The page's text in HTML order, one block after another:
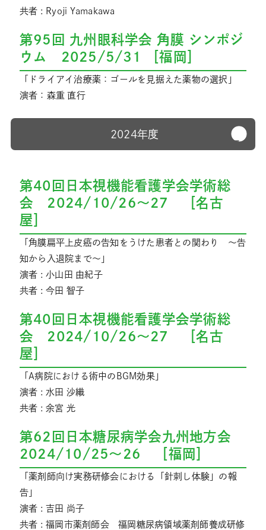
共者 : Ryoji Yamakawa
第95回 九州眼科学会 角膜 シンポジ
ウム 2025/5/31 ［福岡］
「ドライアイ治療薬：ゴールを見据えた薬物の選択」
演者：森重 直行
2024年度
第40回日本視機能看護学会学術総
会 2024/10/26～27 ［名古
屋］
「角膜扁平上皮癌の告知をうけた患者との関わり ～告
知から入退院まで～」
演者 : 小山田 由紀子
共者 : 今田 智子
第40回日本視機能看護学会学術総
会 2024/10/26～27 ［名古
屋］
「A病院における術中のBGM効果」
演者 : 水田 沙織
共者 : 余宮 光
第62回日本糖尿病学会九州地方会
2024/10/25～26 ［福岡］
「薬剤師向け実務研修会における「針刺し体験」の報
告」
演者 : 吉田 尚子
共者 : 福岡市薬剤師会 福岡糖尿病領域薬剤師養成研修